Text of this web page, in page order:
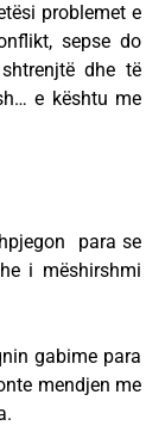
problemet e
sepse do
dhe të
e kështu me
para se
i mëshirshmi
gabime para
mendjen me